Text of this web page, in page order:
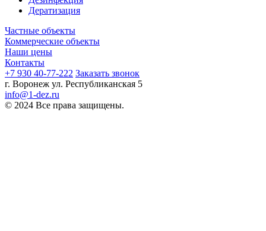
Дератизация
Частные объекты
Коммерческие объекты
Наши цены
Контакты
+7 930 40-77-222 Заказать звонок
г. Воронеж ул. Республиканская 5
info@1-dez.ru
© 2024 Все права защищены.